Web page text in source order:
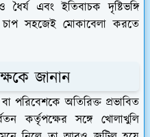
ধৈর্য এবং ইতিবাচক দৃষ্টিভঙ্গি
সহজেই মোকাবেলা করতে
জানান
পরিবেশকে অতিরিক্ত প্রভাবিত
কর্তৃপক্ষের সঙ্গে খোলাখুলি